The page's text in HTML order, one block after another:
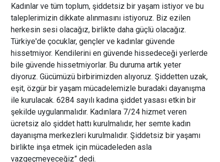
Kadınlar ve tüm toplum, şiddetsiz bir yaşam istiyor ve bu
taleplerimizin dikkate alınmasını istiyoruz. Biz ezilen
herkesin sesi olacağız, birlikte daha güçlü olacağız.
Türkiye'de çocuklar, gençler ve kadınlar güvende
hissetmiyor. Kendilerini en güvende hissedeceği yerlerde
bile güvende hissetmiyorlar. Bu duruma artık yeter
diyoruz. Gücümüzü birbirimizden alıyoruz. Şiddetten uzak,
eşit, özgür bir yaşam mücadelemizle buradaki dayanışma
ile kurulacak. 6284 sayılı kadına şiddet yasası etkin bir
şekilde uygulanmalıdır. Kadınlara 7/24 hizmet veren
ücretsiz alo şiddet hattı kurulmalıdır, her semte kadın
dayanışma merkezleri kurulmalıdır. Şiddetsiz bir yaşamı
birlikte inşa etmek için mücadeleden asla
vazgeçmeyeceğiz” dedi.